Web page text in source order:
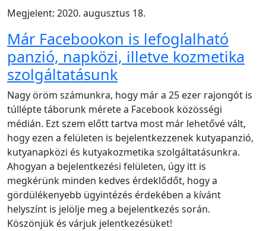
Megjelent: 2020. augusztus 18.
Már Facebookon is lefoglalható
panzió, napközi, illetve kozmetika
szolgáltatásunk
Nagy öröm számunkra, hogy már a 25 ezer rajongót is
túllépte táborunk mérete a Facebook közösségi
médián. Ezt szem előtt tartva most már lehetővé vált,
hogy ezen a felületen is bejelentkezzenek kutyapanzió,
kutyanapközi és kutyakozmetika szolgáltatásunkra.
Ahogyan a bejelentkezési felületen, úgy itt is
megkérünk minden kedves érdeklődőt, hogy a
gördülékenyebb ügyintézés érdekében a kívánt
helyszínt is jelölje meg a bejelentkezés során.
Köszönjük és várjuk jelentkezésüket!